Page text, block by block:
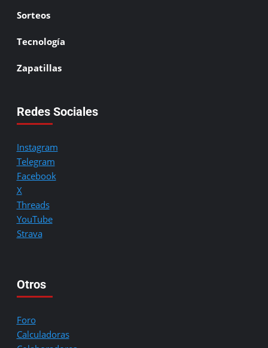
Sorteos
Tecnología
Zapatillas
Redes Sociales
Instagram
Telegram
Facebook
X
Threads
YouTube
Strava
Otros
Foro
Calculadoras